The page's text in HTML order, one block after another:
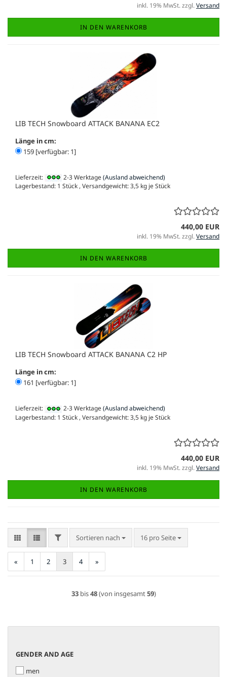
inkl. 19% MwSt. zzgl.Versand
IN DEN WARENKORB
LIB TECH Snowboard ATTACK BANANA EC2
Länge in cm:
159 [verfügbar: 1]
Lieferzeit: 2-3 Werktage(Ausland abweichend)
Lagerbestand: 1 Stück , Versandgewicht:3,5 kg je Stück
440,00 EUR
inkl. 19% MwSt. zzgl.Versand
IN DEN WARENKORB
LIB TECH Snowboard ATTACK BANANA C2 HP
Länge in cm:
161 [verfügbar: 1]
Lieferzeit: 2-3 Werktage(Ausland abweichend)
Lagerbestand: 1 Stück , Versandgewicht:3,5 kg je Stück
440,00 EUR
inkl. 19% MwSt. zzgl.Versand
IN DEN WARENKORB
FILTERSortieren nach
Sortieren nach 16 pro Seite
pro Seite
« 1 2 3 4 »
33bis48(von insgesamt59)
GENDER
AGE
GENDER AND AGE
men